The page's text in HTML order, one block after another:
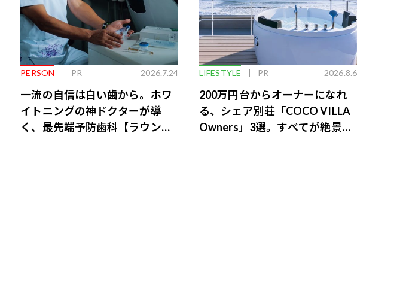
PERSON PR 2026.7.24
一流の自信は白い歯から。ホワ
イトニングの神ドクターが導
く、最先端予防歯科【ラウンジ
LIFESTYLE PR 2026.8.6
200万円台からオーナーになれ
る、シェア別荘「COCO VILLA
Owners」3選。すべてが絶景、